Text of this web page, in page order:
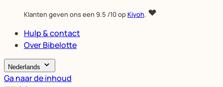
Klanten geven ons een 9.5 /10 opKiyoh.
Hulp & contact
Over Bibelotte
Nederlands
Ga naar de inhoud